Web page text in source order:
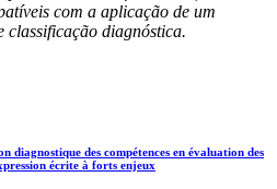
com a aplicação de um
classificação diagnóstica.
diagnostique des compétences en évaluation des
écrite à forts enjeux